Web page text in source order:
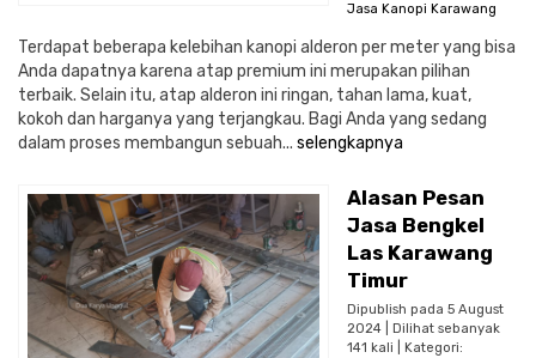
Jasa Kanopi Karawang
Terdapat beberapa kelebihan kanopi alderon per meter yang bisa
Anda dapatnya karena atap premium ini merupakan pilihan
terbaik. Selain itu, atap alderon ini ringan, tahan lama, kuat,
kokoh dan harganya yang terjangkau. Bagi Anda yang sedang
dalam proses membangun sebuah... selengkapnya
Alasan Pesan
Jasa Bengkel
Las Karawang
Timur
Dipublish pada 5 August
2024 | Dilihat sebanyak
141 kali | Kategori: